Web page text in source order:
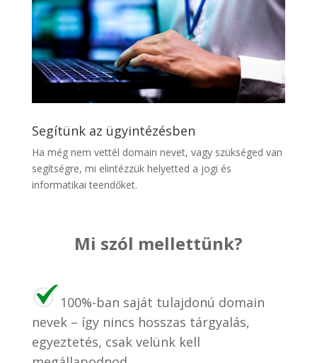
Segítünk az ügyintézésben
Ha még nem vettél domain nevet, vagy szükséged van
segítségre, mi elintézzük helyetted a jogi és
informatikai teendőket.
Mi szól mellettünk?
100%-ban saját tulajdonú domain
nevek – így nincs hosszas tárgyalás,
egyeztetés, csak velünk kell